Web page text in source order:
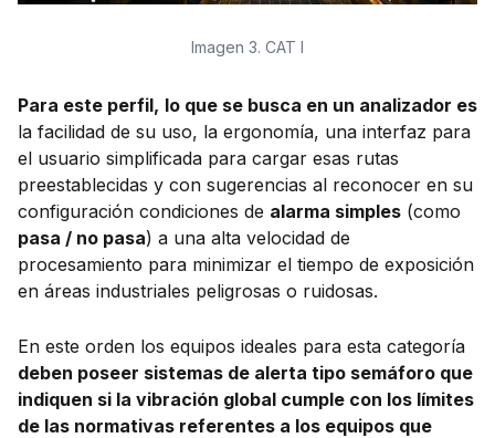
Imagen 3. CAT I
Para este perfil, lo que se busca en un analizador es
la facilidad de su uso, la ergonomía, una interfaz para
el usuario simplificada para cargar esas rutas
preestablecidas y con sugerencias al reconocer en su
configuración condiciones de alarma simples (como
pasa / no pasa) a una alta velocidad de
procesamiento para minimizar el tiempo de exposición
en áreas industriales peligrosas o ruidosas.
En este orden los equipos ideales para esta categoría
deben poseer sistemas de alerta tipo semáforo que
indiquen si la vibración global cumple con los límites
de las normativas referentes a los equipos que